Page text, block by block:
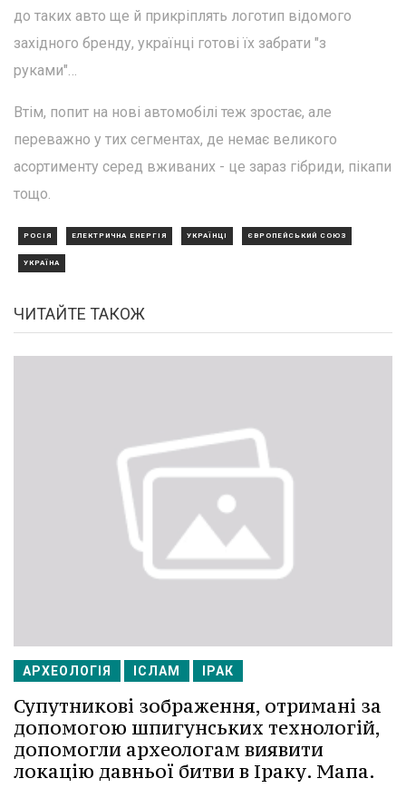
до таких авто ще й прикріплять логотип відомого
західного бренду, українці готові їх забрати "з
руками"…
Втім, попит на нові автомобілі теж зростає, але
переважно у тих сегментах, де немає великого
асортименту серед вживаних - це зараз гібриди, пікапи
тощо.
РОСІЯ ЕЛЕКТРИЧНА ЕНЕРГІЯ УКРАЇНЦІ ЄВРОПЕЙСЬКИЙ СОЮЗ
УКРАЇНА
ЧИТАЙТЕ ТАКОЖ
АРХЕОЛОГІЯ ІСЛАМ ІРАК
Супутникові зображення, отримані за
допомогою шпигунських технологій,
допомогли археологам виявити
локацію давньої битви в Іраку. Мапа.